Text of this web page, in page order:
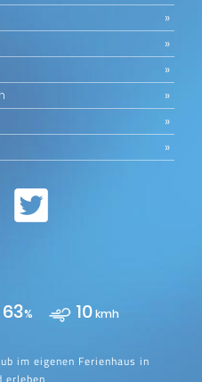
63% 10kmh
im eigenen Ferienhaus in